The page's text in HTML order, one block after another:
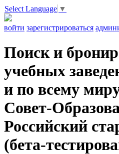
Select Language ▼
войти зарегистрироваться
Поиск и
учебных
и по всему
Совет-
Российский
(бета-